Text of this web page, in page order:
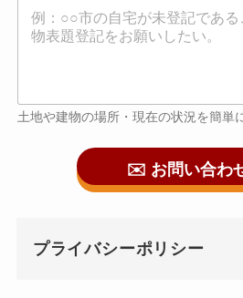
土地や建物の場所・現在の状況を簡単
✉️ お問い合わ
プライバシーポリシー